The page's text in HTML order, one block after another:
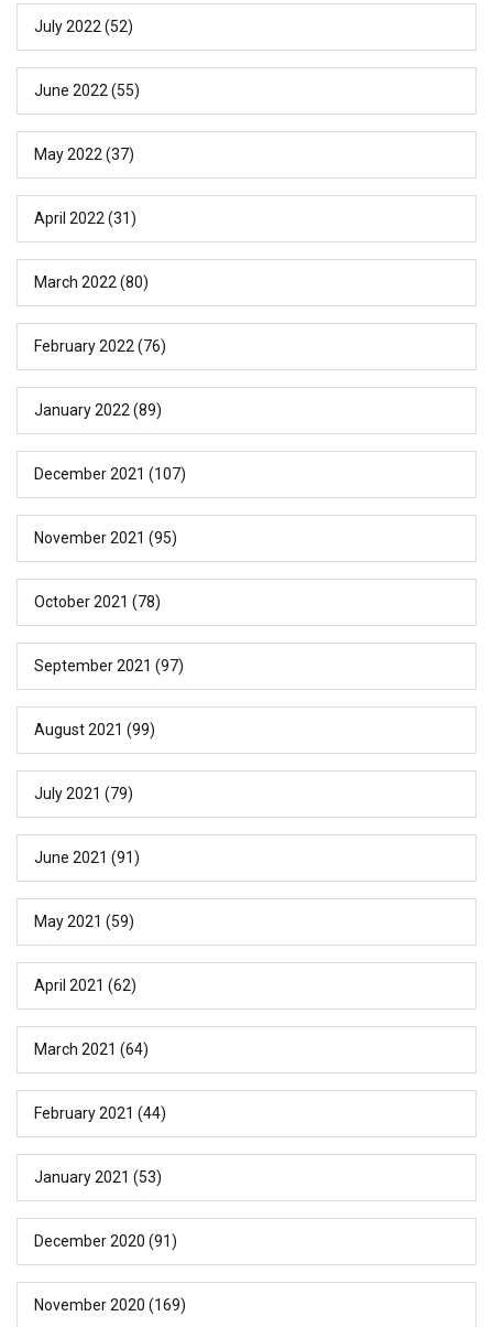
July 2022 (52)
June 2022 (55)
May 2022 (37)
April 2022 (31)
March 2022 (80)
February 2022 (76)
January 2022 (89)
December 2021 (107)
November 2021 (95)
October 2021 (78)
September 2021 (97)
August 2021 (99)
July 2021 (79)
June 2021 (91)
May 2021 (59)
April 2021 (62)
March 2021 (64)
February 2021 (44)
January 2021 (53)
December 2020 (91)
November 2020 (169)